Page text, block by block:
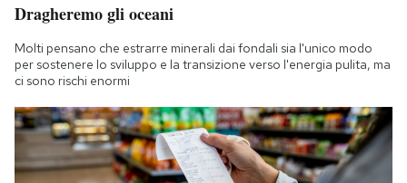
Dragheremo gli oceani
Molti pensano che estrarre minerali dai fondali sia l'unico modo
per sostenere lo sviluppo e la transizione verso l'energia pulita, ma
ci sono rischi enormi